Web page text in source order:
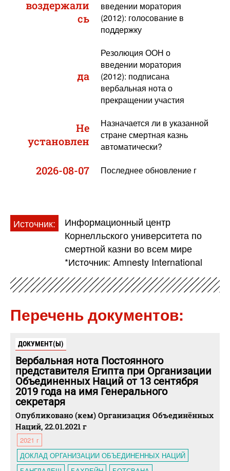
воздержали
сь
введении моратория
(2012): голосование в
поддержку
да
Резолюция ООН о
введении моратория
(2012): подписана
вербальная нота о
прекращении участия
Не
установлен
Назначается ли в указанной
стране смертная казнь
автоматически?
2026-08-07 Последнее обновление г
Источник:
Информационный центр
Корнелльского университета по
смертной казни во всем мире
*Источник: Amnesty International
Перечень документов:
ДОКУМЕНТ(Ы)
Вербальная нота Постоянного
представителя Египта при Организации
Объединенных Наций от 13 сентября
2019 года на имя Генерального
секретаря
Опубликовано (кем) Организация Объединённых
Наций, 22.01.2021 г
2021 г
ДОКЛАД ОРГАНИЗАЦИИ ОБЪЕДИНЕННЫХ НАЦИЙ